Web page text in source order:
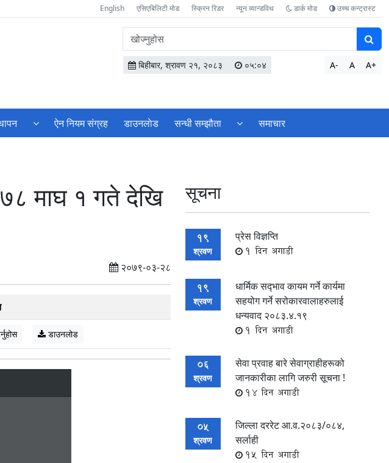
English एसिएबिलिटी मोड स्क्रिन रिडर न्यून व्यान्डविथ डार्क मोड उच्च कन्ट्रास्ट
वेबसाइटमा
सामग्री
खोज्नुहोस
बिहीबार, श्रावण २१, २०८३ ०५:०४ A- A A+
ऐन नियम संग्रह डाउनलाेड सन्धी सम्झौता समाचार
माघ १ गते देखि
२०७९-०३-२८
डाउनलोड
सूचना
19
श्रवण
प्रेस विज्ञप्ति
1 दिन अगाडी
19
श्रवण
धार्मिक सद्‍भाव कायम गर्ने कार्यमा
सहयोग गर्ने सरोकारवालाहरुलाई
धन्यवाद २०८३.४.१९
1 दिन अगाडी
06
श्रवण
सेवा प्रवाह बारे सेवाग्राहीहरूको
जानकारीका लागि जरुरी सूचना !
14 दिन अगाडी
05
श्रवण
जिल्ला दररेट आ.व.२०८३/०८४,
सर्लाही
15 दिन अगाडी